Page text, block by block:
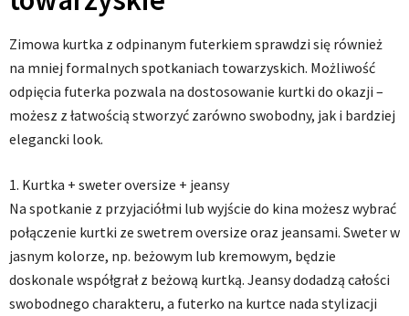
Zimowa kurtka z odpinanym futerkiem sprawdzi się również
na mniej formalnych spotkaniach towarzyskich. Możliwość
odpięcia futerka pozwala na dostosowanie kurtki do okazji –
możesz z łatwością stworzyć zarówno swobodny, jak i bardziej
elegancki look.
1. Kurtka + sweter oversize + jeansy
Na spotkanie z przyjaciółmi lub wyjście do kina możesz wybrać
połączenie kurtki ze swetrem oversize oraz jeansami. Sweter w
jasnym kolorze, np. beżowym lub kremowym, będzie
doskonale współgrał z beżową kurtką. Jeansy dodadzą całości
swobodnego charakteru, a futerko na kurtce nada stylizacji